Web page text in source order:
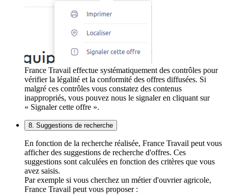
France Travail effectue systématiquement des contrôles pour
vérifier la légalité et la conformité des offres diffusées. Si
malgré ces contrôles vous constatez des contenus
inappropriés, vous pouvez nous le signaler en cliquant sur
« Signaler cette offre ».
8. Suggestions de recherche
En fonction de la recherche réalisée, France Travail peut vous
afficher des suggestions de recherche d'offres. Ces
suggestions sont calculées en fonction des critères que vous
avez saisis.
Par exemple si vous cherchez un métier d'ouvrier agricole,
France Travail peut vous proposer :